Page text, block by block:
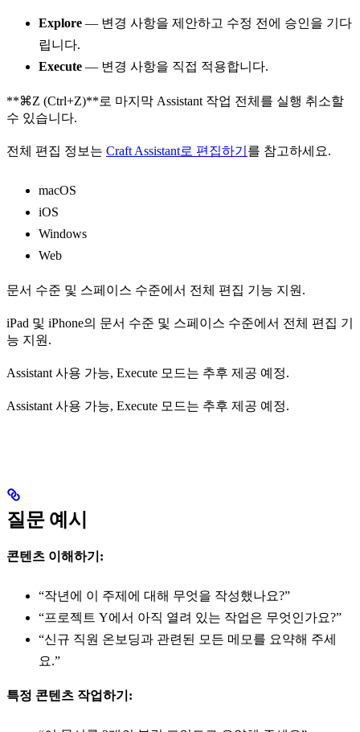
Explore — 변경 사항을 제안하고 수정 전에 승인을 기다
립니다.
Execute — 변경 사항을 직접 적용합니다.
**⌘Z (Ctrl+Z)**로 마지막 Assistant 작업 전체를 실행 취소할
수 있습니다.
전체 편집 정보는 Craft Assistant로 편집하기 를 참고하세요.
macOS
iOS
Windows
Web
문서 수준 및 스페이스 수준에서 전체 편집 기능 지원.
iPad 및 iPhone의 문서 수준 및 스페이스 수준에서 전체 편집 기
능 지원.
Assistant 사용 가능, Execute 모드는 추후 제공 예정.
Assistant 사용 가능, Execute 모드는 추후 제공 예정.
질문 예시
콘텐츠 이해하기:
“작년에 이 주제에 대해 무엇을 작성했나요?”
“프로젝트 Y에서 아직 열려 있는 작업은 무엇인가요?”
“신규 직원 온보딩과 관련된 모든 메모를 요약해 주세
요.”
특정 콘텐츠 작업하기: